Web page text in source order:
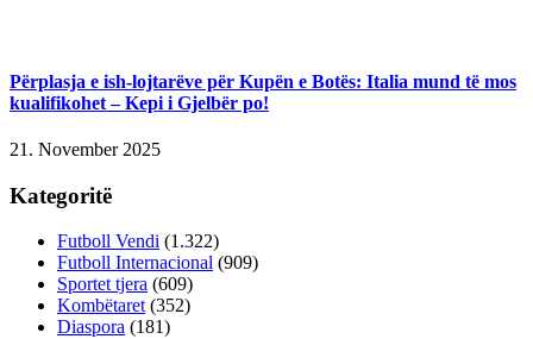
Përplasja e ish-lojtarëve për Kupën e Botës: Italia mund të mos
kualifikohet – Kepi i Gjelbër po!
21. November 2025
Kategoritë
Futboll Vendi (1.322)
Futboll Internacional (909)
Sportet tjera (609)
Kombëtaret (352)
Diaspora (181)